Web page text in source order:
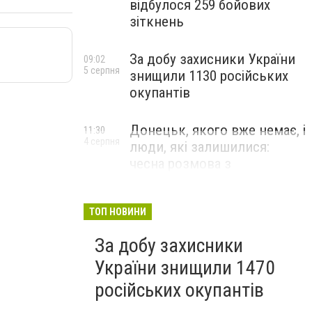
відбулося 259 бойових
зіткнень
За добу захисники України
знищили 1130 російських
окупантів
09:02
5 серпня
Донецьк, якого вже немає, і
люди, які залишилися:
11:30
4 серпня
ТОП НОВИНИ
За добу захисники
України знищили 1470
російських окупантів